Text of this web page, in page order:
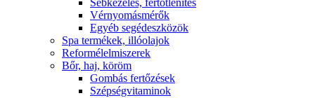
Sebkezelés, fertőtlenítés
Vérnyomásmérők
Egyéb segédeszközök
Spa termékek, illóolajok
Reformélelmiszerek
Bőr, haj, köröm
Gombás fertőzések
Szépségvitaminok